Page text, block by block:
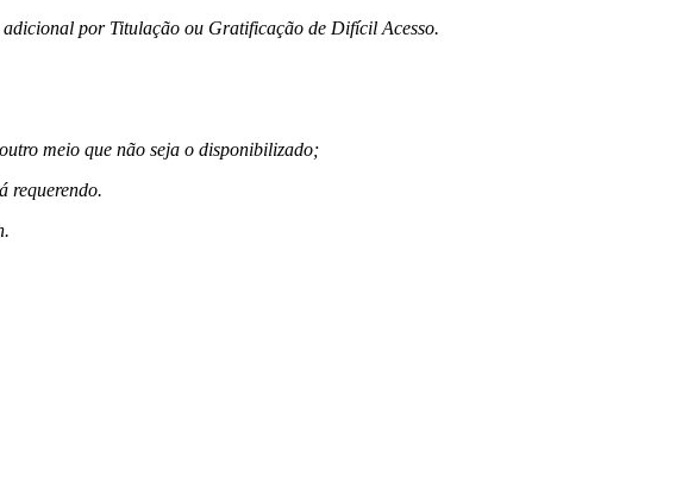
por Titulação ou Gratificação de Difícil Acesso.
meio que não seja o disponibilizado;
requerendo.